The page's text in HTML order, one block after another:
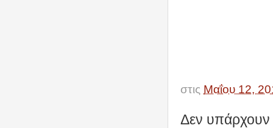
στις Μαΐου 12,
Δεν υπάρχουν